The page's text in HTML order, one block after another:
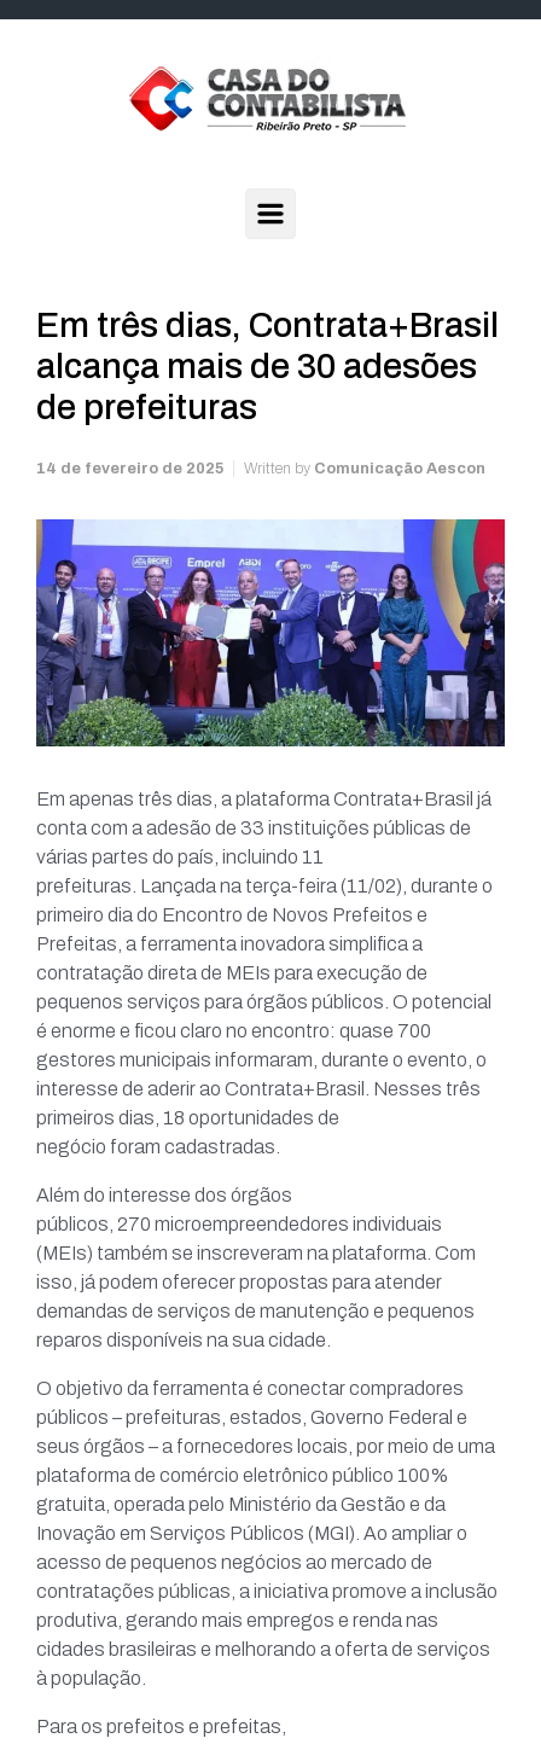
Em três dias, Contrata+Brasil
alcança mais de 30 adesões
de prefeituras
14 de fevereiro de 2025 Written by Comunicação Aescon
Em apenas três dias, a plataforma Contrata+Brasil já
conta com a adesão de 33 instituições públicas de
várias partes do país, incluindo 11
prefeituras. Lançada na terça-feira (11/02), durante o
primeiro dia do Encontro de Novos Prefeitos e
Prefeitas, a ferramenta inovadora simplifica a
contratação direta de MEIs para execução de
pequenos serviços para órgãos públicos. O potencial
é enorme e ficou claro no encontro: quase 700
gestores municipais informaram, durante o evento, o
interesse de aderir ao Contrata+Brasil. Nesses três
primeiros dias, 18 oportunidades de
negócio foram cadastradas.
Além do interesse dos órgãos
públicos, 270 microempreendedores individuais
(MEIs) também se inscreveram na plataforma. Com
isso, já podem oferecer propostas para atender
demandas de serviços de manutenção e pequenos
reparos disponíveis na sua cidade.
O objetivo da ferramenta é conectar compradores
públicos – prefeituras, estados, Governo Federal e
seus órgãos – a fornecedores locais, por meio de uma
plataforma de comércio eletrônico público 100%
gratuita, operada pelo Ministério da Gestão e da
Inovação em Serviços Públicos (MGI). Ao ampliar o
acesso de pequenos negócios ao mercado de
contratações públicas, a iniciativa promove a inclusão
produtiva, gerando mais empregos e renda nas
cidades brasileiras e melhorando a oferta de serviços
à população.
Para os prefeitos e prefeitas,